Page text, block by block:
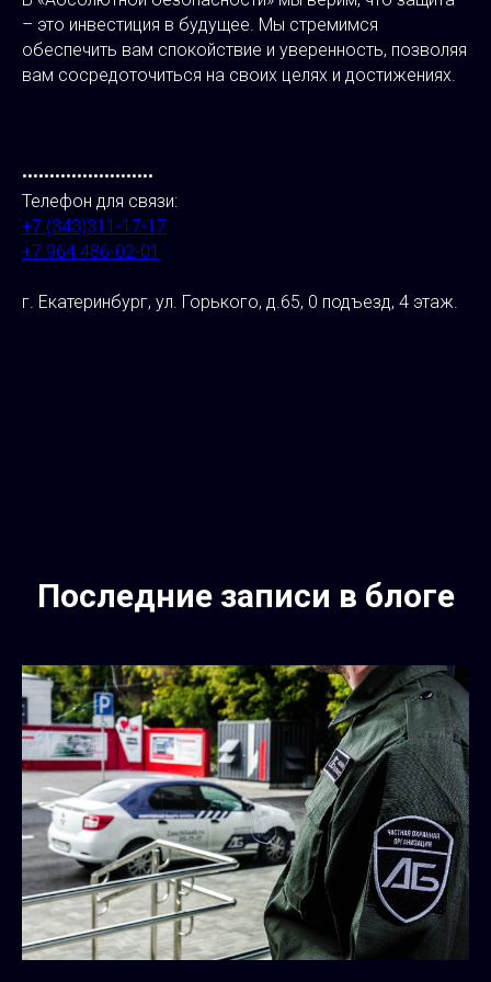
– это инвестиция в будущее. Мы стремимся
обеспечить вам спокойствие и уверенность, позволяя
вам сосредоточиться на своих целях и достижениях.
••••••••••••••••••••••••
Телефон для связи:
+7 (343)311-17-17
+7 964 486-02-01
г. Екатеринбург, ул. Горького, д.65, 0 подъезд, 4 этаж.
Последние записи в блоге